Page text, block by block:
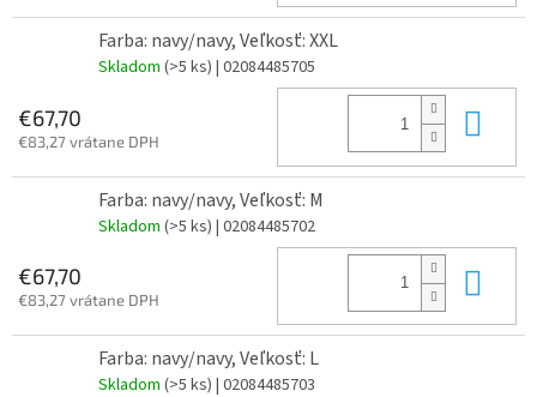
Farba: navy/navy, Veľkosť: XXL
Skladom (>5 ks) | 02084485705
€67,70
€83,27 vrátane DPH
Farba: navy/navy, Veľkosť: M
Skladom (>5 ks) | 02084485702
€67,70
€83,27 vrátane DPH
Farba: navy/navy, Veľkosť: L
Skladom (>5 ks) | 02084485703